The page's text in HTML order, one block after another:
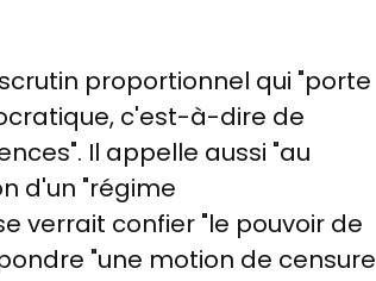
proportionnel qui "porte
c'est-à-dire de
Il appelle aussi "au
d'un "régime
verrait confier "le pouvoir de
"une motion de censure